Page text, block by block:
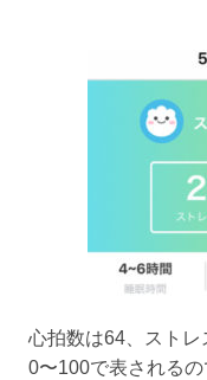
心拍数は64、スト
0〜100で表される